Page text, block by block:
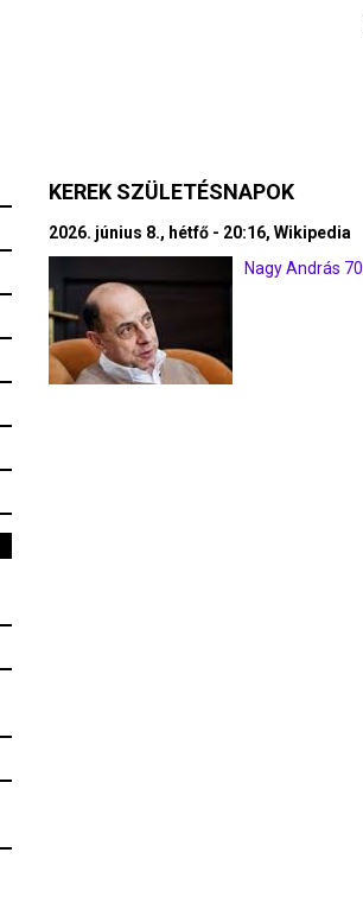
KEREK SZÜLETÉSNAPOK
2026. június 8., hétfő - 20:16, Wikipedia
Nagy András 70